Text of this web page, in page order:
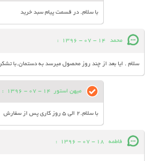
با سلام. در قسمت پیام سبد خرید
محمد 14 - 07 - 1396
:
سلام . ایا بعد از چند روز محصول میرسد به دستمان.با تشکر
میهن استور 14 - 07 - 1396
:
با سلام.2 الی 5 روز کاری پس از سفارش
فاطمه 18 - 07 - 1396
: